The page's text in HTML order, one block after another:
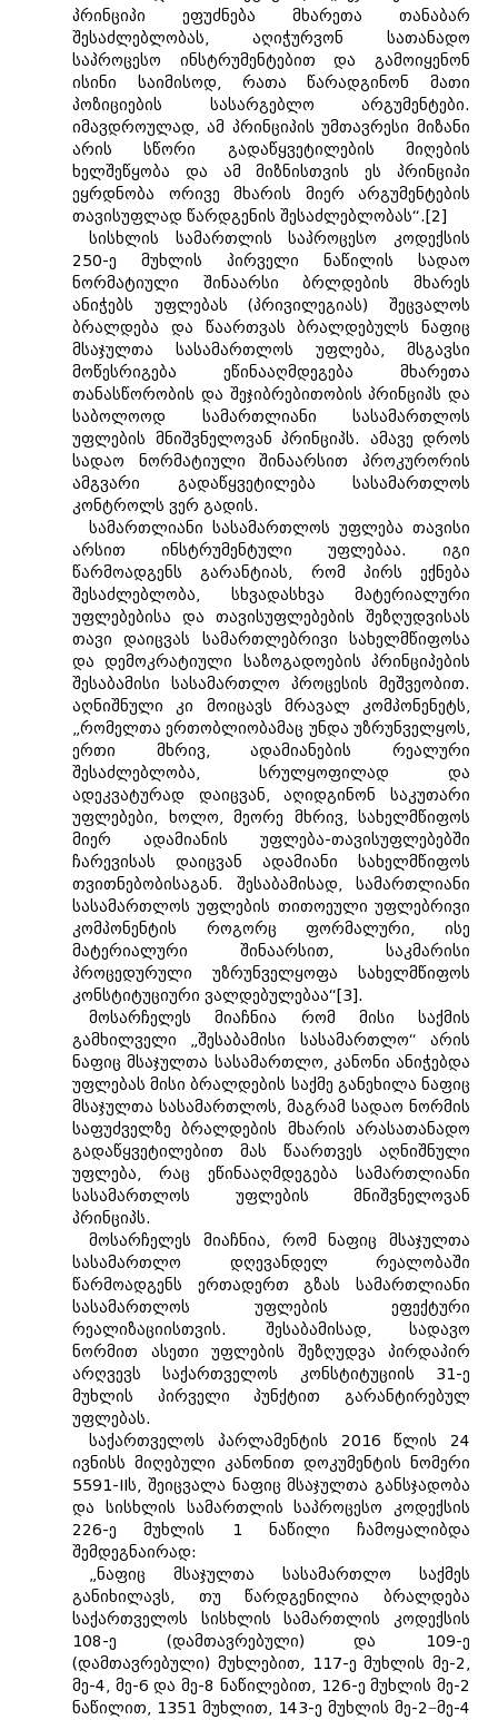
პრინციპი ეფუძნება მხარეთა თანაბარ
შესაძლებლობას, აღიჭურვონ სათანადო
საპროცესო ინსტრუმენტებით და გამოიყენონ
ისინი საიმისოდ, რათა წარადგინონ მათი
პოზიციების სასარგებლო არგუმენტები.
იმავდროულად, ამ პრინციპის უმთავრესი მიზანი
არის სწორი გადაწყვეტილების მიღების
ხელშეწყობა და ამ მიზნისთვის ეს პრინციპი
ეყრდნობა ორივე მხარის მიერ არგუმენტების
თავისუფლად წარდგენის შესაძლებლობას“.[2]
სისხლის სამართლის საპროცესო კოდექსის
250-ე მუხლის პირველი ნაწილის სადაო
ნორმატიული შინაარსი ბრლდების მხარეს
ანიჭებს უფლებას (პრივილეგიას) შეცვალოს
ბრალდება და წაართვას ბრალდებულს ნაფიც
მსაჯულთა სასამართლოს უფლება, მსგავსი
მოწესრიგება ეწინააღმდეგება მხარეთა
თანასწორობის და შეჯიბრებითობის პრინციპს და
საბოლოოდ სამართლიანი სასამართლოს
უფლების მნიშვნელოვან პრინციპს. ამავე დროს
სადაო ნორმატიული შინაარსით პროკურორის
ამგვარი გადაწყვეტილება სასამართლოს
კონტროლს ვერ გადის.
სამართლიანი სასამართლოს უფლება თავისი
არსით ინსტრუმენტული უფლებაა. იგი
წარმოადგენს გარანტიას, რომ პირს ექნება
შესაძლებლობა, სხვადასხვა მატერიალური
უფლებებისა და თავისუფლებების შეზღუდვისას
თავი დაიცვას სამართლებრივი სახელმწიფოსა
და დემოკრატიული საზოგადოების პრინციპების
შესაბამისი სასამართლო პროცესის მეშვეობით.
აღნიშნული კი მოიცავს მრავალ კომპონენეტს,
„რომელთა ერთობლიობამაც უნდა უზრუნველყოს,
ერთი მხრივ, ადამიანების რეალური
შესაძლებლობა, სრულყოფილად და
ადეკვატურად დაიცვან, აღიდგინონ საკუთარი
უფლებები, ხოლო, მეორე მხრივ, სახელმწიფოს
მიერ ადამიანის უფლება-თავისუფლებებში
ჩარევისას დაიცვან ადამიანი სახელმწიფოს
თვითნებობისაგან. შესაბამისად, სამართლიანი
სასამართლოს უფლების თითოეული უფლებრივი
კომპონენტის როგორც ფორმალური, ისე
მატერიალური შინაარსით, საკმარისი
პროცედურული უზრუნველყოფა სახელმწიფოს
კონსტიტუციური ვალდებულებაა“[3].
მოსარჩელეს მიაჩნია რომ მისი საქმის
გამხილველი „შესაბამისი სასამართლო“ არის
ნაფიც მსაჯულთა სასამართლო, კანონი ანიჭებდა
უფლებას მისი ბრალდების საქმე განეხილა ნაფიც
მსაჯულთა სასამართლოს, მაგრამ სადაო ნორმის
საფუძველზე ბრალდების მხარის არასათანადო
გადაწყვეტილებით მას წაართვეს აღნიშნული
უფლება, რაც ეწინააღმდეგება სამართლიანი
სასამართლოს უფლების მნიშვნელოვან
პრინციპს.
მოსარჩელეს მიაჩნია, რომ ნაფიც მსაჯულთა
სასამართლო დღევანდელ რეალობაში
წარმოადგენს ერთადერთ გზას სამართლიანი
სასამართლოს უფლების ეფექტური
რეალიზაციისთვის. შესაბამისად, სადავო
ნორმით ასეთი უფლების შეზღუდვა პირდაპირ
არღვევს საქართველოს კონსტიტუციის 31-ე
მუხლის პირველი პუნქტით გარანტირებულ
უფლებას.
საქართველოს პარლამენტის 2016 წლის 24
ივნისს მიღებული კანონით დოკუმენტის ნომერი
5591-IIს, შეიცვალა ნაფიც მსაჯულთა განსჯადობა
და სისხლის სამართლის საპროცესო კოდექსის
226-ე მუხლის 1 ნაწილი ჩამოყალიბდა
შემდეგნაირად:
„ნაფიც მსაჯულთა სასამართლო საქმეს
განიხილავს, თუ წარდგენილია ბრალდება
საქართველოს სისხლის სამართლის კოდექსის
108-ე (დამთავრებული) და 109-ე
(დამთავრებული) მუხლებით, 117-ე მუხლის მე-2,
მე-4, მე-6 და მე-8 ნაწილებით, 126-ე მუხლის მე-2
ნაწილით, 135​1 მუხლით, 143-ე მუხლის მე-2−მე-4